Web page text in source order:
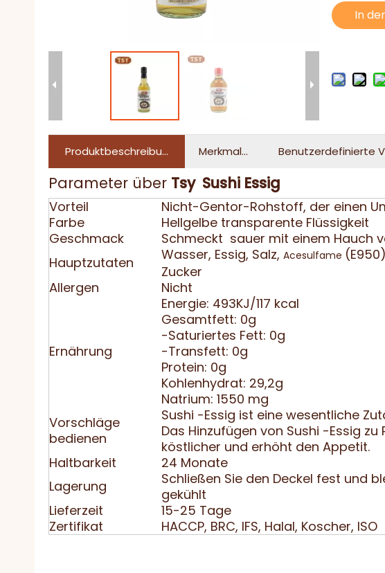
In
Produktbeschreibung Merkmale Benutzerdefinierte
Parameter über Tsy Sushi Essig
Vorteil
Nicht-Gentor-Rohstoff, der einen
Farbe
Hellgelbe transparente Flüssigkeit
Geschmack
Schmeckt sauer mit einem Hauch
Hauptzutaten
Wasser, Essig, Salz, Acesulfame
Zucker
Allergen
Nicht
Ernährung
Energie: 493KJ/117 kcal
Gesamtfett: 0g
-Saturiertes Fett: 0g
-Transfett: 0g
Protein: 0g
Kohlenhydrat: 29,2g
Natrium: 1550 mg
Vorschläge
bedienen
Sushi -Essig ist eine wesentliche
Das Hinzufügen von Sushi -Essig
köstlicher und erhöht den Appetit.
Haltbarkeit
24 Monate
Lagerung
Schließen Sie den Deckel fest und
gekühlt
Lieferzeit
15-25 Tage
Zertifikat
HACCP, BRC, IFS, Halal, Koscher, ISO